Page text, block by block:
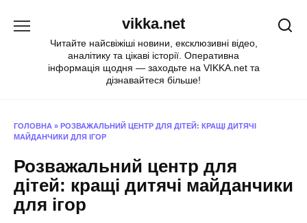
vikka.net
Читайте найсвіжіші новини, ексклюзивні відео,
аналітику та цікаві історії. Оперативна
інформація щодня — заходьте на VIKKA.net та
дізнавайтеся більше!
ГОЛОВНА » РОЗВАЖАЛЬНИЙ ЦЕНТР ДЛЯ ДІТЕЙ: КРАЩІ ДИТЯЧІ
МАЙДАНЧИКИ ДЛЯ ІГОР
Розважальний центр для
дітей: кращі дитячі майданчики
для ігор